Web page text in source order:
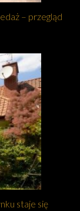
– przegląd
staje się